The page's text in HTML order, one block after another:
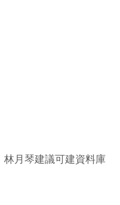
月琴建議可建資料庫